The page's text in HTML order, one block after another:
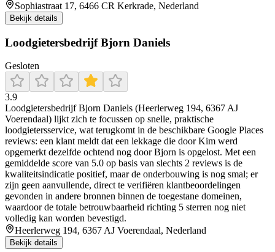
Sophiastraat 17, 6466 CR Kerkrade, Nederland
Bekijk details
Loodgietersbedrijf Bjorn Daniels
Gesloten
3.9
Loodgietersbedrijf Bjorn Daniels (Heerlerweg 194, 6367 AJ
Voerendaal) lijkt zich te focussen op snelle, praktische
loodgietersservice, wat terugkomt in de beschikbare Google Places
reviews: een klant meldt dat een lekkage die door Kim werd
opgemerkt dezelfde ochtend nog door Bjorn is opgelost. Met een
gemiddelde score van 5.0 op basis van slechts 2 reviews is de
kwaliteitsindicatie positief, maar de onderbouwing is nog smal; er
zijn geen aanvullende, direct te verifiëren klantbeoordelingen
gevonden in andere bronnen binnen de toegestane domeinen,
waardoor de totale betrouwbaarheid richting 5 sterren nog niet
volledig kan worden bevestigd.
Heerlerweg 194, 6367 AJ Voerendaal, Nederland
Bekijk details